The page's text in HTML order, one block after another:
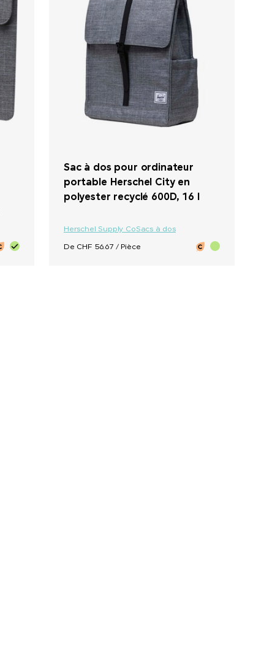
Sac à dos pour ordinateur
portable Herschel City en
polyester recyclé 600D, 16 l
Herschel Supply CoSacs à dos
De CHF 56.67 / Pièce